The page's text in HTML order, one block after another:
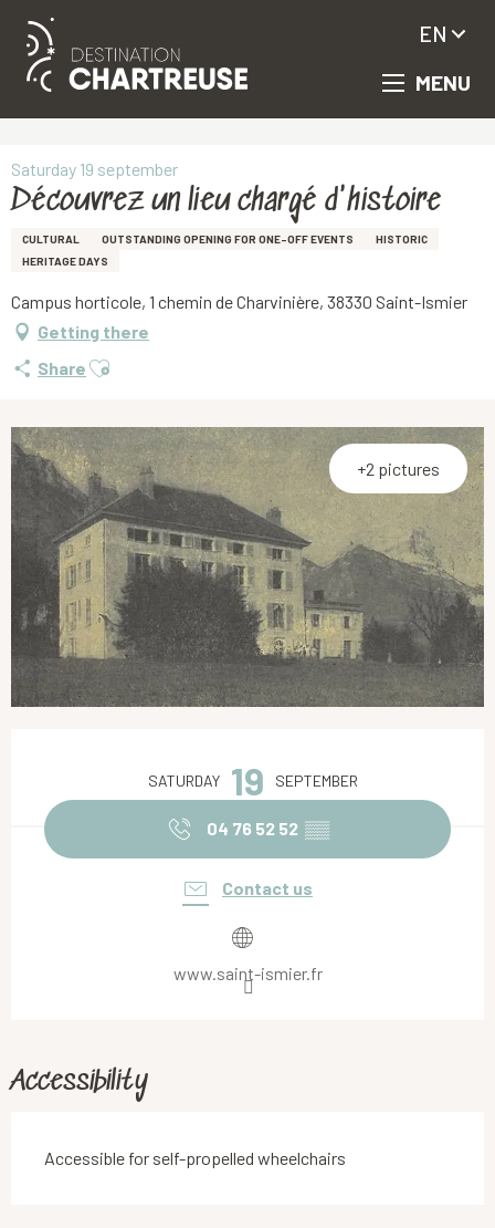
Aller
principal
MENU
EN
Saturday 19 september
Découvrez un lieu chargé d'histoire
CULTURAL OUTSTANDING OPENING FOR ONE-OFF EVENTS
HISTORIC
HERITAGE DAYS
Campus horticole, 1 chemin de Charvinière, 38330 Saint-Ismier
Getting there
Share Ajouter aux favoris
+2 pictures
SATURDAY 19 SEPTEMBER
04 76 52 52 ▒▒
Contact us
www.saint-ismier.fr
Accessibility
Accessible for self-propelled wheelchairs